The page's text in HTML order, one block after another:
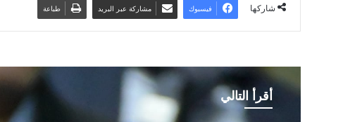
شاركها فيسبوك مشاركة عبر البريد طباعة
أقرأ التالي